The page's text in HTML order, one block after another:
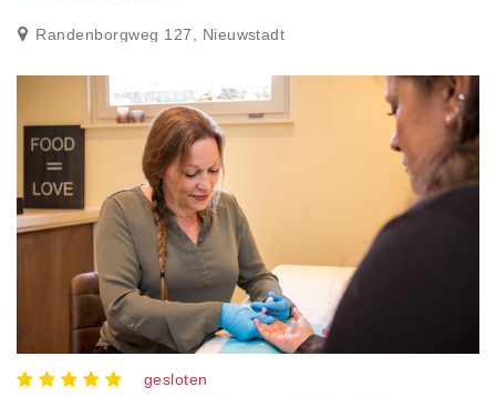
Randenborgweg 127, Nieuwstadt
gesloten